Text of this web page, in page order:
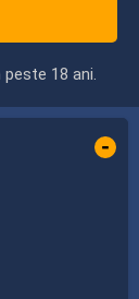
18 ani.
-